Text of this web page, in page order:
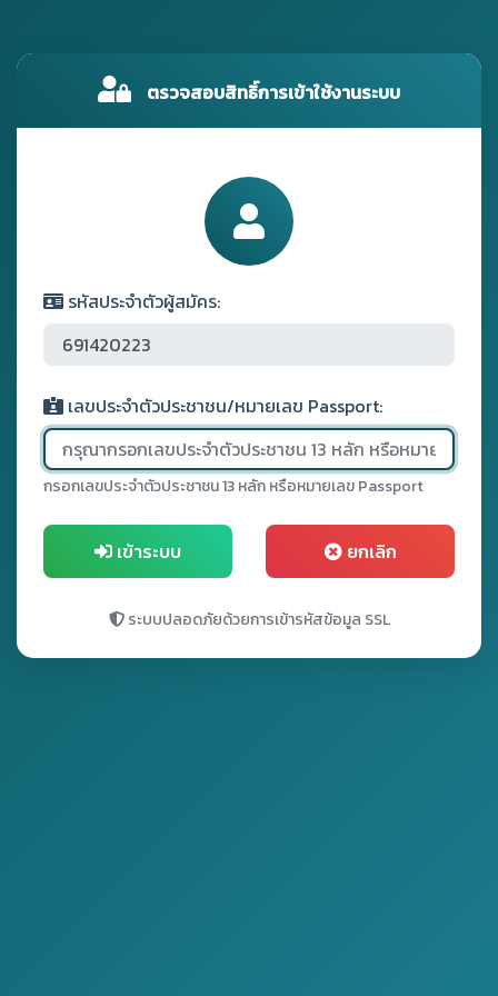
ตรวจสอบสิทธิ์การเข้าใช้งานระบบ
รหัสประจำตัวผู้สมัคร:
เลขประจำตัวประชาชน/หมายเลข Passport:
กรอกเลขประจำตัวประชาชน 13 หลัก หรือหมายเลข Passport
เข้าระบบ ยกเลิก
ระบบปลอดภัยด้วยการเข้ารหัสข้อมูล SSL